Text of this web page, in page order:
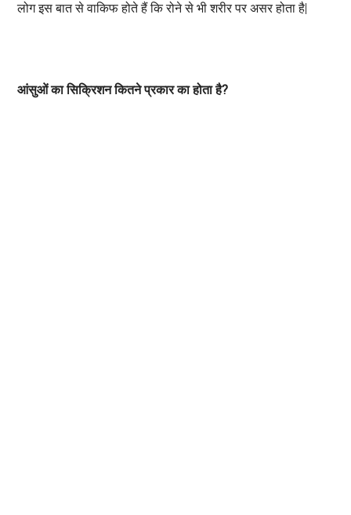
लोग इस बात से वाकिफ होते हैं कि रोने से भी शरीर पर असर होता है|
आंसुओं का सिक्रिशन कितने प्रकार का होता है?